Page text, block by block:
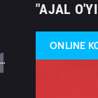
"AJAL
ONLINE